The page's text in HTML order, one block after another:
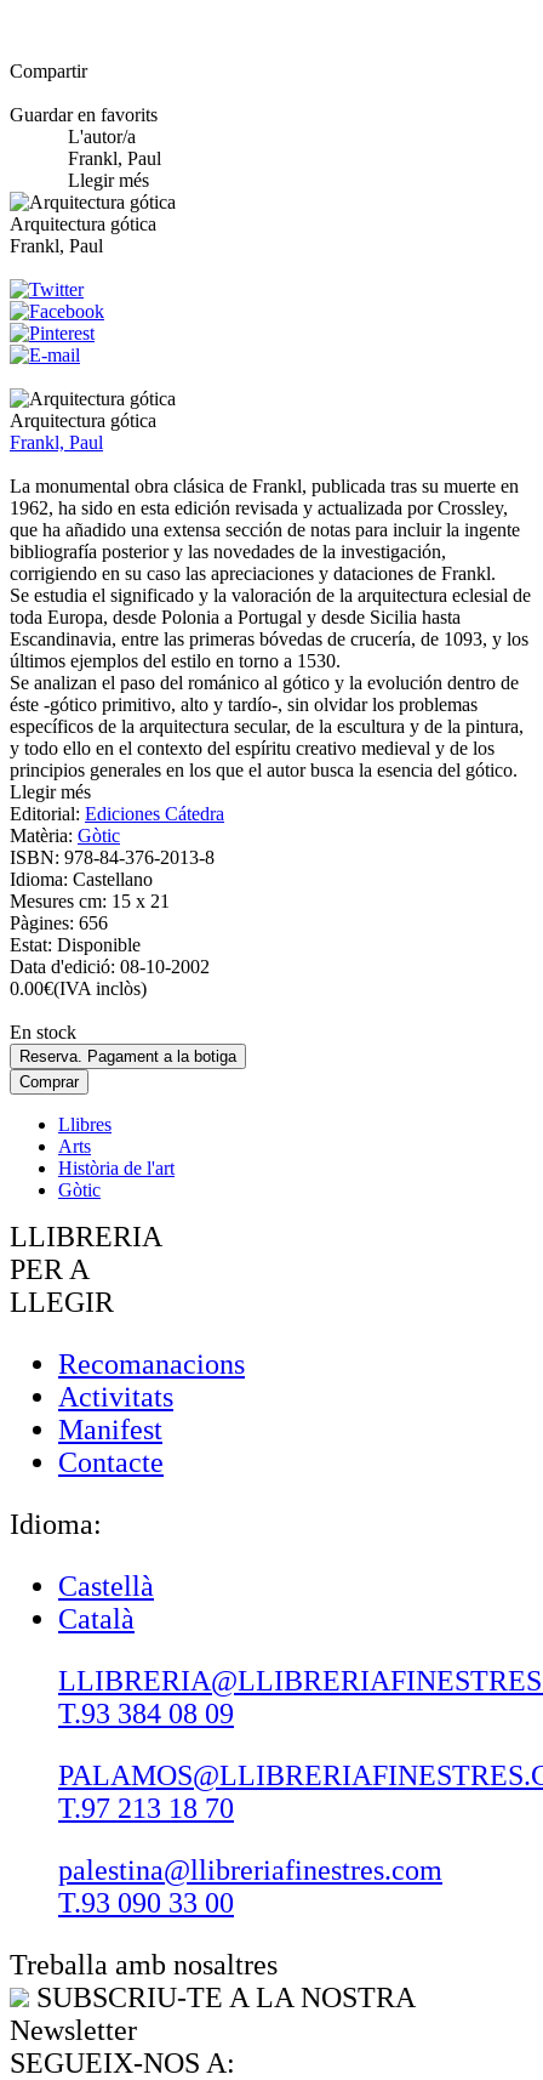
Compartir
Guardar en favorits
L'autor/a
Frankl, Paul
Llegir més
Arquitectura gótica
Frankl, Paul
Arquitectura gótica
Frankl, Paul
La monumental obra clásica de Frankl, publicada tras su muerte en
1962, ha sido en esta edición revisada y actualizada por Crossley,
que ha añadido una extensa sección de notas para incluir la ingente
bibliografía posterior y las novedades de la investigación,
corrigiendo en su caso las apreciaciones y dataciones de Frankl.
Se estudia el significado y la valoración de la arquitectura eclesial de
toda Europa, desde Polonia a Portugal y desde Sicilia hasta
Escandinavia, entre las primeras bóvedas de crucería, de 1093, y los
últimos ejemplos del estilo en torno a 1530.
Se analizan el paso del románico al gótico y la evolución dentro de
éste -gótico primitivo, alto y tardío-, sin olvidar los problemas
específicos de la arquitectura secular, de la escultura y de la pintura,
y todo ello en el contexto del espíritu creativo medieval y de los
principios generales en los que el autor busca la esencia del gótico.
Llegir més
Editorial: Ediciones Cátedra
Matèria: Gòtic
ISBN: 978-84-376-2013-8
Idioma: Castellano
Mesures cm: 15 x 21
Pàgines: 656
Estat: Disponible
Data d'edició: 08-10-2002
0.00€(IVA inclòs)
En stock
Reserva. Pagament a la botiga
Comprar
Llibres
Arts
Història de l'art
Gòtic
LLIBRERIA
PER A
LLEGIR
Recomanacions
Activitats
Manifest
Contacte
Idioma:
Castellà
Català
T.93 384 08 09
T.97 213 18 70
palestina@llibreriafinestres.com
T.93 090 33 00
Treballa amb nosaltres
SUBSCRIU-TE A LA NOSTRA
Newsletter
SEGUEIX-NOS A: